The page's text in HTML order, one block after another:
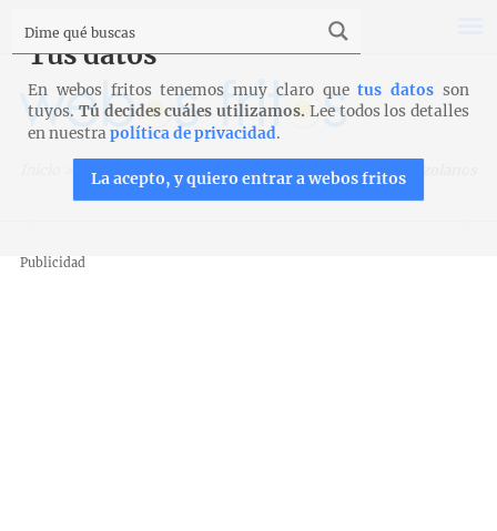
Recetas Entrantes y aperitivos Patacones venezolanos
Publicidad
Tus datos
En webos fritos tenemos muy claro quetus datos son
tuyos. Tú decides cuáles utilizamos. Lee todos los detalles
en nuestrapolítica de privacidad.
La acepto, y quiero entrar a webos fritos